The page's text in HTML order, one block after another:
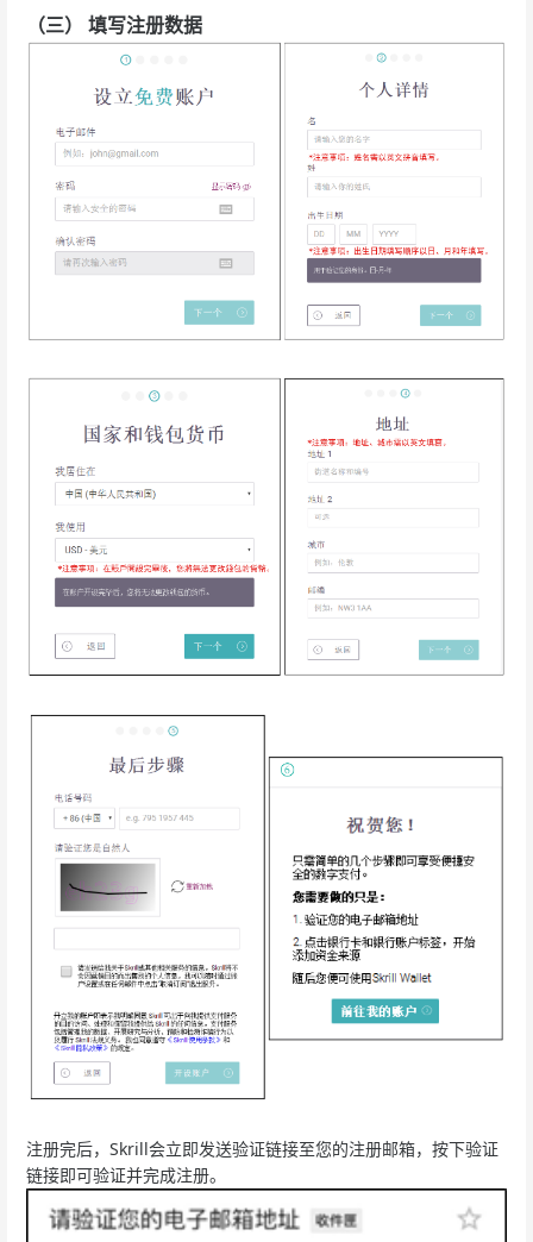
（三） 填写注册数据
注册完后，Skrill会立即发送验证链接至您的注册邮箱，按下验证
链接即可验证并完成注册。